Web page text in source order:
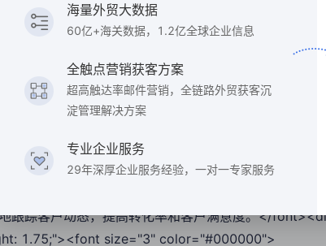
理解，确保每个团队成员都对产品和市场有深入的
color="#000000" size="3">
1.75;"><font size="3" color="#000000">3. 利用
size="3" color="#000000">采用网易外贸通等
。网易外贸通提供全面的市场分析、客户管理和营销
style="line-height: 1.75;"><font
1.75;"><font size="3" color="#000000"><b>三
size="3" color="#000000">通过网易外贸通，
通的市场分析功能，企业可以精准定位目标市场和客
跟踪客户动态，提高转化率和客户满意度。</
1.75;"><font size="3" color="#000000">
海量外贸大数据
60亿+海关数据，1.2亿全球企业信息
全触点营销获客方案
超高触达率邮件营销，全链路外贸获客沉
淀管理解决方案
专业企业服务
29年深厚企业服务经验，一对一专家服务